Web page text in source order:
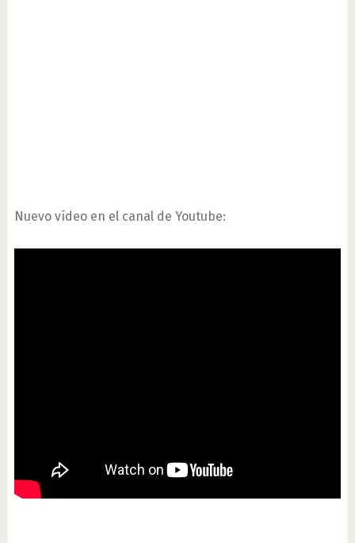
Nuevo vídeo en el canal de Youtube: